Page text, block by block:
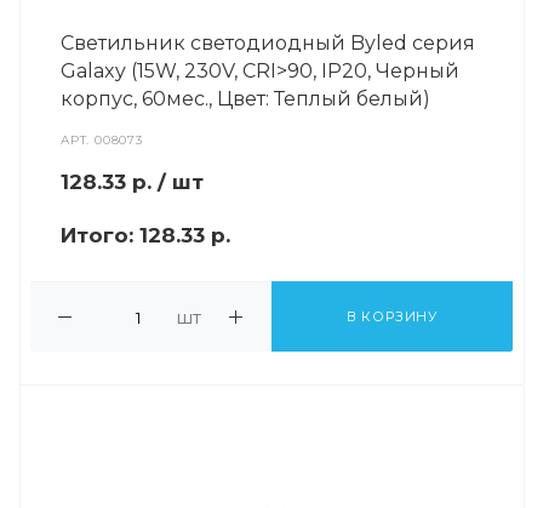
Светильник светодиодный Byled серия
Galaxy (15W, 230V, CRI>90, IP20, Черный
корпус, 60мес., Цвет: Теплый белый)
АРТ.008073
128.33 р. / шт
Итого: 128.33 р.
шт В КОРЗИНУ